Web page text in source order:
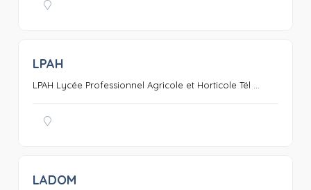
LPAH
LPAH Lycée Professionnel Agricole et Horticole Tél ...
LADOM